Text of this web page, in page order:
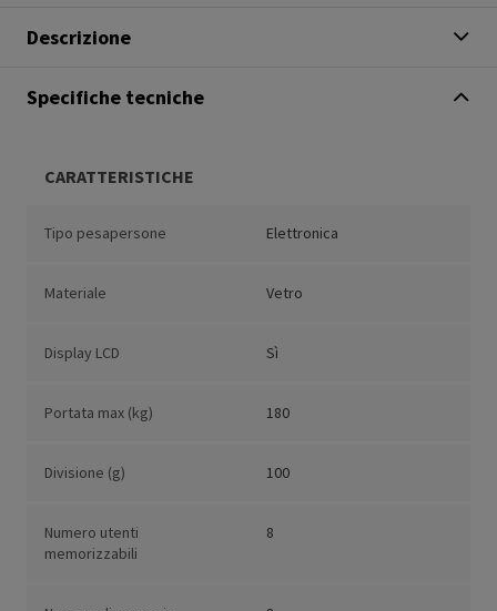
Descrizione
Specifiche tecniche
CARATTERISTICHE
Tipo pesapersone Elettronica
Materiale Vetro
Display LCD Sì
Portata max (kg) 180
Divisione (g) 100
Numero utenti
memorizzabili
8